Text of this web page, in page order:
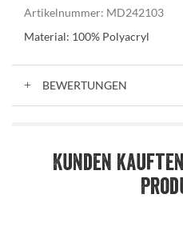
Artikelnummer: MD242103
Material: 100% Polyacryl
BEWERTUNGEN
Kunden